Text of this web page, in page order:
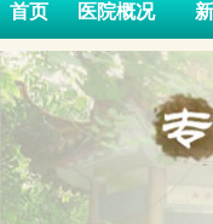
首页 医院概况